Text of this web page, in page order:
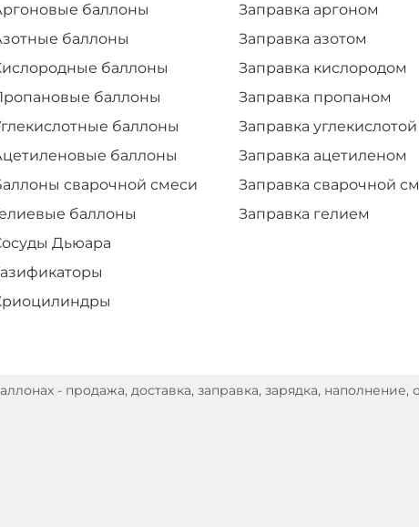
баллоны
баллоны
баллоны
баллоны
баллоны
баллоны
сварочной смеси
баллоны
Дьюара
Заправка аргоном
Заправка азотом
Заправка кислородом
Заправка пропаном
Заправка углекислотой
Заправка ацетиленом
Заправка сварочной
Заправка гелием
- продажа, доставка, заправка, зарядка, наполнение,